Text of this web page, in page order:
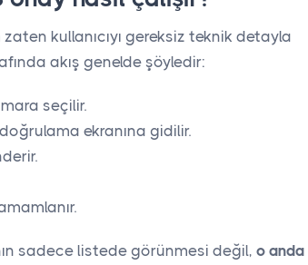
kullanıcıyı gereksiz teknik detayla
akış genelde şöyledir:
seçilir.
ekranına gidilir.
sadece listede görünmesi değil, o